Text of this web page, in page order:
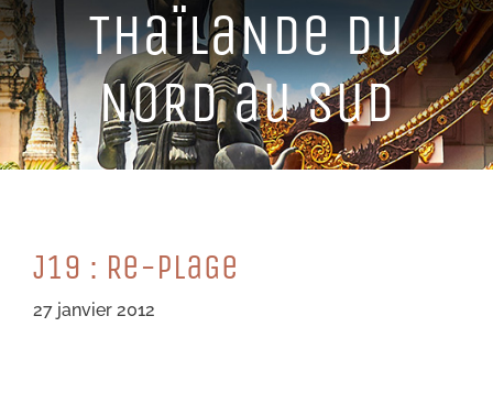
THaïLaNDe Du
NoRD au SuD
J19 : Re-PLaGe
27 janvier 2012